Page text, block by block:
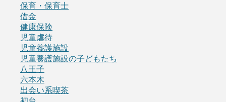
保育・保育士
借金
健康保険
児童虐待
児童養護施設
児童養護施設の子どもたち
八王子
六本木
出会い系喫茶